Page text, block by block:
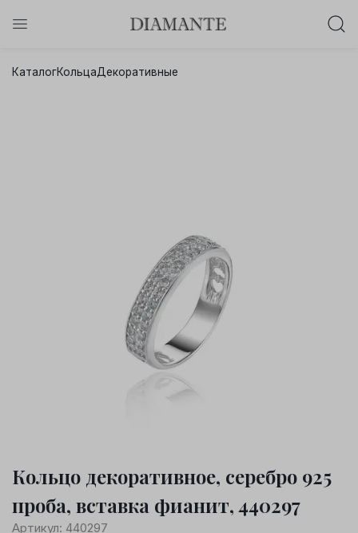
Осталось:
КаталогКольцаДекоративные
Кольцо декоративное, серебро 925
проба, вставка фианит, 440297
Артикул: 440297